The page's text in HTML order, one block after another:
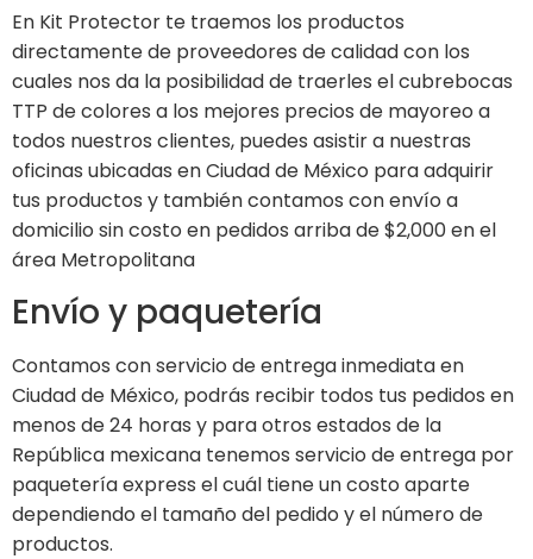
En Kit Protector te traemos los productos
directamente de proveedores de calidad con los
cuales nos da la posibilidad de traerles el cubrebocas
TTP de colores a los mejores precios de mayoreo a
todos nuestros clientes, puedes asistir a nuestras
oficinas ubicadas en Ciudad de México para adquirir
tus productos y también contamos con envío a
domicilio sin costo en pedidos arriba de $2,000 en el
área Metropolitana
Envío y paquetería
Contamos con servicio de entrega inmediata en
Ciudad de México, podrás recibir todos tus pedidos en
menos de 24 horas y para otros estados de la
República mexicana tenemos servicio de entrega por
paquetería express el cuál tiene un costo aparte
dependiendo el tamaño del pedido y el número de
productos.